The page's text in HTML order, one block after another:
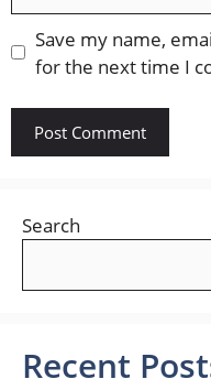
Save my name,
for the next time I
Search
Recent